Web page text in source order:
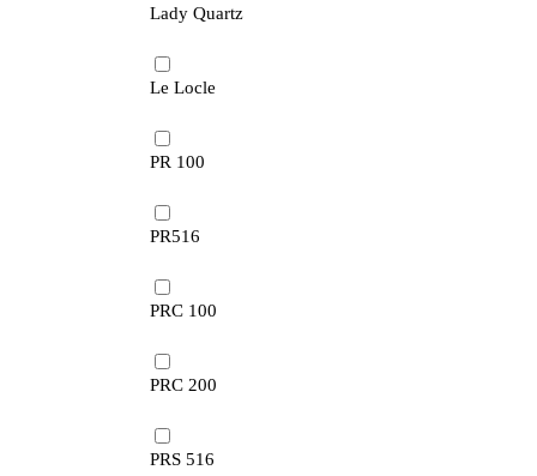
Lady Quartz
Le Locle
PR 100
PR516
PRC 100
PRC 200
PRS 516